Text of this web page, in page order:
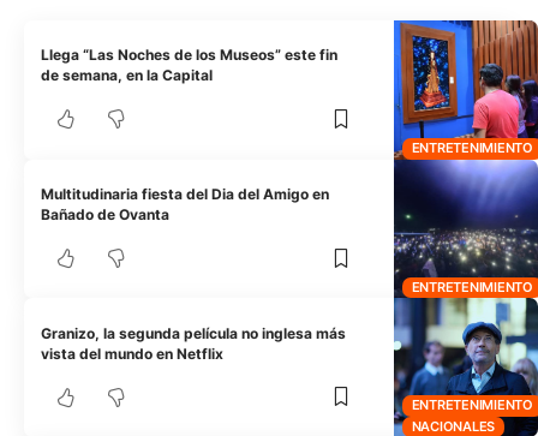
ENTRETENIMIENTO
Llega “Las Noches de los Museos” este fin
de semana, en la Capital
ENTRETENIMIENTO
Multitudinaria fiesta del Dia del Amigo en
Bañado de Ovanta
ENTRETENIMIENTO
NACIONALES
Granizo, la segunda película no inglesa más
vista del mundo en Netflix